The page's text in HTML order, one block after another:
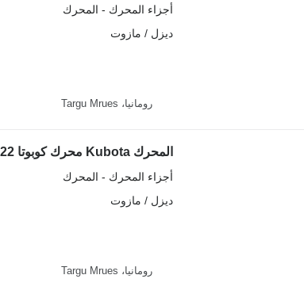
أجزاء المحرك - المحرك
ديزل / مازوت
رومانيا، Targu Mrues
أجزاء المحرك - المحرك
ديزل / مازوت
رومانيا، Targu Mrues